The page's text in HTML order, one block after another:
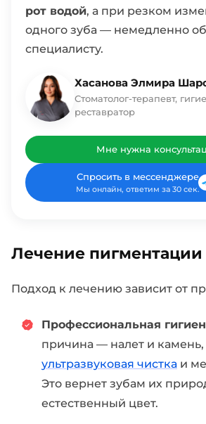
рот водой, а при резком
одного зуба — немедленно
специалисту.
Хасанова Элмира
Стоматолог-терапевт,
реставратор
Мне нужна
Спросить в мессенджере
Мы онлайн, ответим за 30 сек.
Лечение пигментации
Подход к лечению зависит от
Профессиональная
причина — налет и
ультразвуковая чистка и
Это вернет зубам их
естественный цвет.